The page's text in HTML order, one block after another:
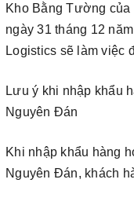
Kho Bằng Tường
ngày 31 tháng 12
Logistics sẽ làm việc
Lưu ý khi nhập khẩu
Nguyên Đán
Khi nhập khẩu hàng
Nguyên Đán, khách